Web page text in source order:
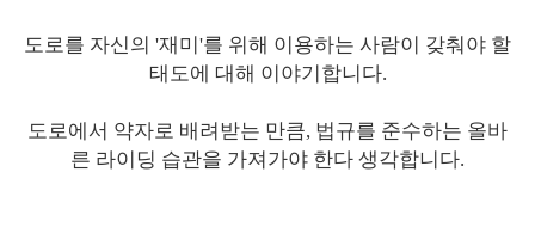
도로를 자신의 '재미'를 위해 이용하는 사람이 갖춰야 할
태도에 대해 이야기합니다.
도로에서 약자로 배려받는 만큼, 법규를 준수하는 올바
른 라이딩 습관을 가져가야 한다 생각합니다.